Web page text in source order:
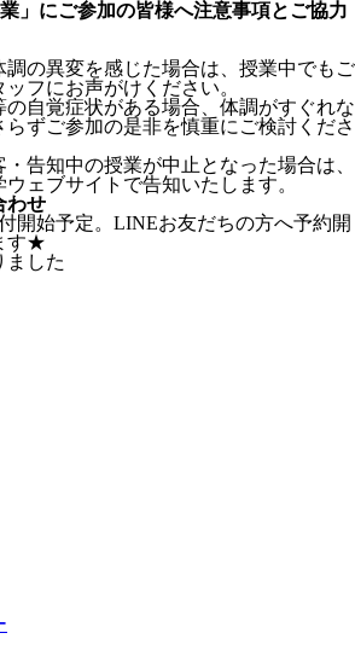
」にご参加の皆様へ注意事項とご協力
調の異変を感じた場合は、授業中でもご
フにお声がけください。
の自覚症状がある場合、体調がすぐれな
ずご参加の是非を慎重にご検討くださ
・告知中の授業が中止となった場合は、
ェブサイトで告知いたします。
わせ
開始予定。LINEお友だちの方へ予約開
す★
ました